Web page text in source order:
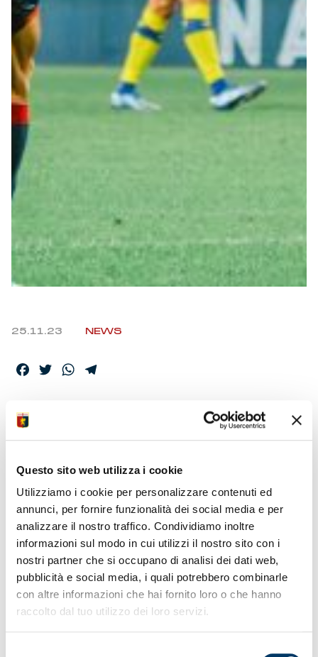
Questo sito web utilizza i cookie
Utilizziamo i cookie per personalizzare contenuti ed
annunci, per fornire funzionalità dei social media e per
analizzare il nostro traffico. Condividiamo inoltre
informazioni sul modo in cui utilizzi il nostro sito con i
nostri partner che si occupano di analisi dei dati web,
pubblicità e social media, i quali potrebbero combinarle
con altre informazioni che hai fornito loro o che hanno
raccolto dal tuo utilizzo dei loro servizi.
Summer Sale
Mare
Accessori
Party
Outlet
Helan x Genoa
Isolani x Genoa
Gift Card Online Store
25.11.23 NEWS
Facebook
TwitterWhatsApp
I GIOCATORI PARTITI
COLOMBO’
Stilato l’elenco dei convocati per la partita, valida per la
13ma giornata, in programma domenica allo stadio
“Stirpe”. Calcio d’inizio alle ore 15. Spicca il ritorno di
Junior Messias. Dirige l’incontro l’arbitro Luca Zufferli,
assistenti Alessandro Costanzo e Matteo Passeri.
Quarto ufficiale l’arbitro Livio Marinelli. Direzione Var
all’arbitro Michael Fabbri, avar l’assistente